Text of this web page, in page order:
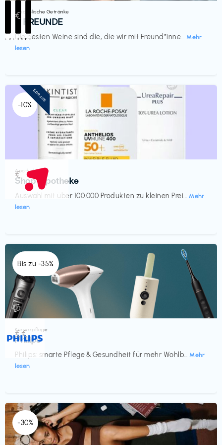
Alkoholische Getränke
III FREUNDE
Die besten Weine sind die, die wir mit Freund*inne... Mehr
lesen
€‎
-10%
Apotheke
Shop Apotheke
Auswahl mit über 100.000 Produkten zu kleinen Prei... Mehr
lesen
€‎
Special
Bis zu -35%
Körperpflege
Philips
Philips: smarte Pflege & Gesundheit für mehr Wohlb... Mehr
lesen
€€‎
-30%